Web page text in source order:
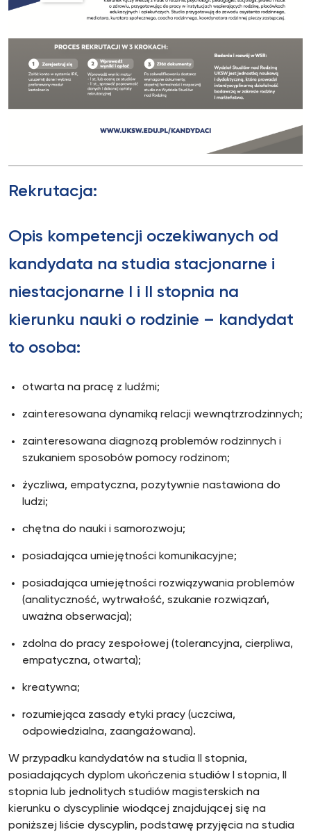
Rekrutacja:
Opis kompetencji oczekiwanych od
kandydata na studia stacjonarne i
niestacjonarne I i II stopnia na
kierunku nauki o rodzinie – kandydat
to osoba:
otwarta na pracę z ludźmi;
zainteresowana dynamiką relacji wewnątrzrodzinnych;
zainteresowana diagnozą problemów rodzinnych i
szukaniem sposobów pomocy rodzinom;
życzliwa, empatyczna, pozytywnie nastawiona do
ludzi;
chętna do nauki i samorozwoju;
posiadająca umiejętności komunikacyjne;
posiadająca umiejętności rozwiązywania problemów
(analityczność, wytrwałość, szukanie rozwiązań,
uważna obserwacja);
zdolna do pracy zespołowej (tolerancyjna, cierpliwa,
empatyczna, otwarta);
kreatywna;
rozumiejąca zasady etyki pracy (uczciwa,
odpowiedzialna, zaangażowana).
W przypadku kandydatów na studia II stopnia,
posiadających dyplom ukończenia studiów I stopnia, II
stopnia lub jednolitych studiów magisterskich na
kierunku o dyscyplinie wiodącej znajdującej się na
poniższej liście dyscyplin, podstawę przyjęcia na studia